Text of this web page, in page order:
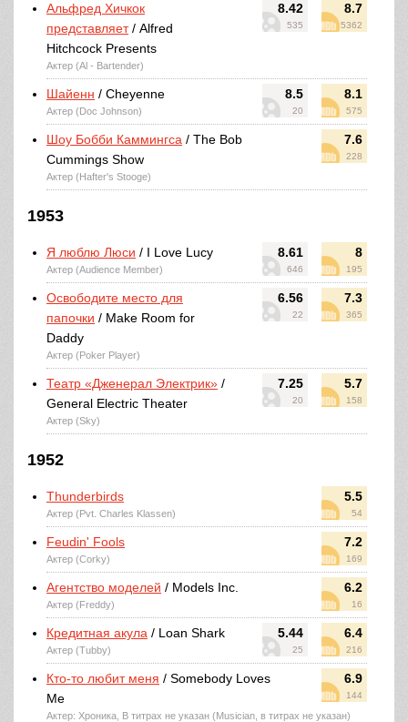
8.42
535
8.7
5362
Альфред Хичкок
представляет/ Alfred
Hitchcock Presents
Актер (Al - Bartender)
8.5
20
8.1
575
Шайенн / Cheyenne
Актер (Doc Johnson)
7.6
228
Шоу Бобби Каммингса / The Bob
Cummings Show
Актер (Hafter's Stooge)
1953
8.61
646
8
195
Я люблю Люси / I Love Lucy
Актер (Audience Member)
6.56
22
7.3
365
Освободите место для
папочки / Make Room for
Daddy
Актер (Poker Player)
7.25
20
5.7
158
Театр «Дженерал Электрик» /
General Electric Theater
Актер (Sky)
1952
5.5
54
Thunderbirds
Актер (Pvt. Charles Klassen)
7.2
169
Feudin' Fools
Актер (Corky)
6.2
16
Агентство моделей / Models Inc.
Актер (Freddy)
5.44
25
6.4
216
Кредитная акула / Loan Shark
Актер (Tubby)
6.9
144
Кто-то любит меня / Somebody Loves
Me
Актер: Хроника, В титрах не указан (Musician, в титрах не указан)